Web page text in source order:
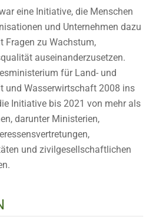
eine Initiative, die Menschen
und Unternehmen dazu
Fragen zu Wachstum,
auseinanderzusetzen.
für Land- und
und Wasserwirtschaft 2008 ins
Initiative bis 2021 von mehr als
darunter Ministerien,
und zivilgesellschaftlichen